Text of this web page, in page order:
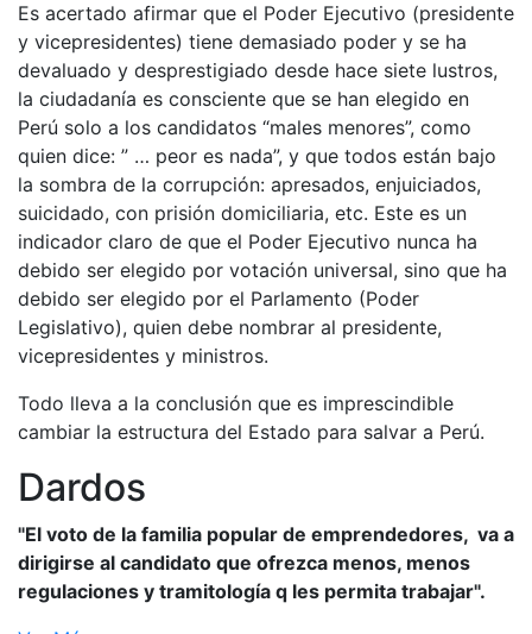
Es acertado afirmar que el Poder Ejecutivo (presidente
y vicepresidentes) tiene demasiado poder y se ha
devaluado y desprestigiado desde hace siete lustros,
la ciudadanía es consciente que se han elegido en
Perú solo a los candidatos “males menores”, como
quien dice: ” … peor es nada”, y que todos están bajo
la sombra de la corrupción: apresados, enjuiciados,
suicidado, con prisión domiciliaria, etc. Este es un
indicador claro de que el Poder Ejecutivo nunca ha
debido ser elegido por votación universal, sino que ha
debido ser elegido por el Parlamento (Poder
Legislativo), quien debe nombrar al presidente,
vicepresidentes y ministros.
Todo lleva a la conclusión que es imprescindible
cambiar la estructura del Estado para salvar a Perú.
Dardos
"El voto de la familia popular de emprendedores, va a
dirigirse al candidato que ofrezca menos, menos
regulaciones y tramitología q les permita trabajar".